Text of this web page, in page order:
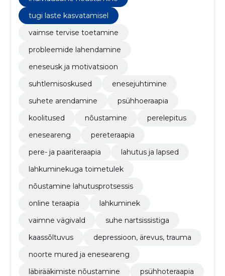
tugi laste kasvatamisel
vaimse tervise toetamine
probleemide lahendamine
eneseusk ja motivatsioon
suhtlemisoskused
enesejuhtimine
suhete arendamine
psühhoeraapia
koolitused
nõustamine
perelepitus
eneseareng
pereteraapia
pere- ja paariteraapia
lahutus ja lapsed
lahkuminekuga toimetulek
nõustamine lahutusprotsessis
online teraapia
lahkuminek
vaimne vägivald
suhe nartsissistiga
kaassõltuvus
depressioon, ärevus, trauma
noorte mured ja eneseareng
läbirääkimiste nõustamine
psühhoteraapia